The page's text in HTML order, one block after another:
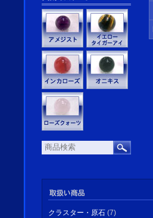
クラスター・原石 (7)